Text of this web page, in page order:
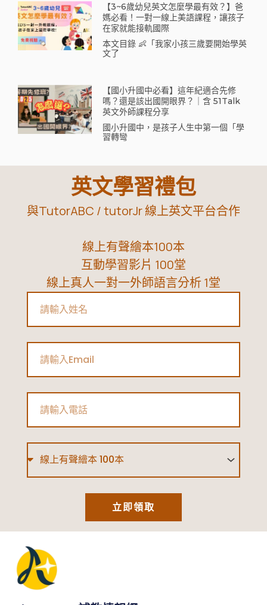
【3~6歲幼兒英文怎麼學最有效？】爸
媽必看！一對一線上美語課程，讓孩子
在家就能接軌國際
本文目錄 👶「我家小孩三歲要開始學英
文了
【國小升國中必看】這年紀適合先修
嗎？還是該出國開眼界？｜含 51Talk
英文外師課程分享
國小升國中，是孩子人生中第一個「學
習轉彎
英文學習禮包
與TutorABC / tutorJr 線上英文平台合作
線上有聲繪本100本
互動學習影片 100堂
線上真人一對一外師語言分析 1堂
立即領取